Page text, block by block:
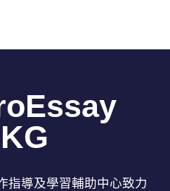
指導及學習輔助中心致力